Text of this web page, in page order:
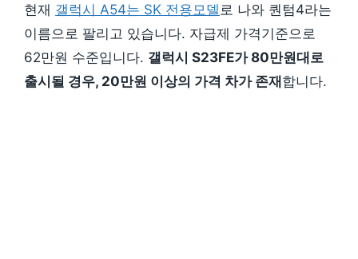
현재 갤럭시 A54는 SK 전용모델로 나와 퀀텀4라는
이름으로 팔리고 있습니다. 자급제 가격기준으로
62만원 수준입니다. 갤럭시 S23FE가 80만원대로
출시될 경우, 20만원 이상의 가격 차가 존재 합니다.